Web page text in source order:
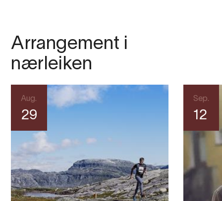
Arrangement i
nærleiken
Aug.
29
Sep.
12